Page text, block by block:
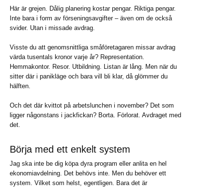
Här är grejen. Dålig planering kostar pengar. Riktiga pengar.
Inte bara i form av förseningsavgifter – även om de också
svider. Utan i missade avdrag.
Visste du att genomsnittliga småföretagaren missar avdrag
värda tusentals kronor varje år? Representation.
Hemmakontor. Resor. Utbildning. Listan är lång. Men när du
sitter där i panikläge och bara vill bli klar, då glömmer du
hälften.
Och det där kvittot på arbetslunchen i november? Det som
ligger någonstans i jackfickan? Borta. Förlorat. Avdraget med
det.
Börja med ett enkelt system
Jag ska inte be dig köpa dyra program eller anlita en hel
ekonomiavdelning. Det behövs inte. Men du behöver ett
system. Vilket som helst, egentligen. Bara det är